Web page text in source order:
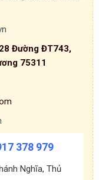
Đường ĐT743,
75311
378 979
Nghĩa, Thủ